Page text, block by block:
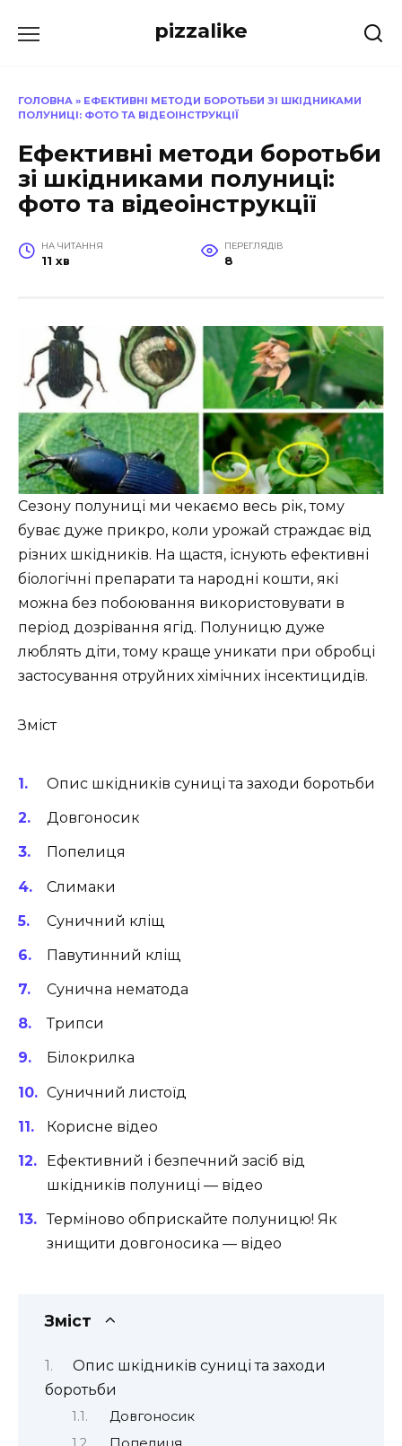
до
pizzalike
ГОЛОВНА » ЕФЕКТИВНІ МЕТОДИ БОРОТЬБИ ЗІ ШКІДНИКАМИ
ПОЛУНИЦІ: ФОТО ТА ВІДЕОІНСТРУКЦІЇ
Ефективні методи боротьби
зі шкідниками полуниці:
фото та відеоінструкції
НА ЧИТАННЯ
11 хв
ПЕРЕГЛЯДІВ
8
Сезону полуниці ми чекаємо весь рік, тому
буває дуже прикро, коли урожай страждає від
різних шкідників. На щастя, існують ефективні
біологічні препарати та народні кошти, які
можна без побоювання використовувати в
період дозрівання ягід. Полуницю дуже
люблять діти, тому краще уникати при обробці
застосування отруйних хімічних інсектицидів.
Зміст
Опис шкідників суниці та заходи боротьби
Довгоносик
Попелиця
Слимаки
Суничний кліщ
Павутинний кліщ
Сунична нематода
Трипси
Білокрилка
Суничний листоїд
Корисне відео
Ефективний і безпечний засіб від
шкідників полуниці — відео
Терміново обприскайте полуницю! Як
знищити довгоносика — відео
Зміст
Опис шкідників суниці та заходи
боротьби
Довгоносик